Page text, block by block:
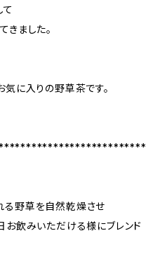
て
ました。
に入りの野草茶です。
野草を自然乾燥させ
お飲みいただける様にブレンド